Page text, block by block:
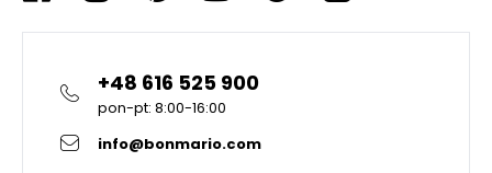
+48 616 525 900
pon-pt: 8:00-16:00
info@bonmario.com